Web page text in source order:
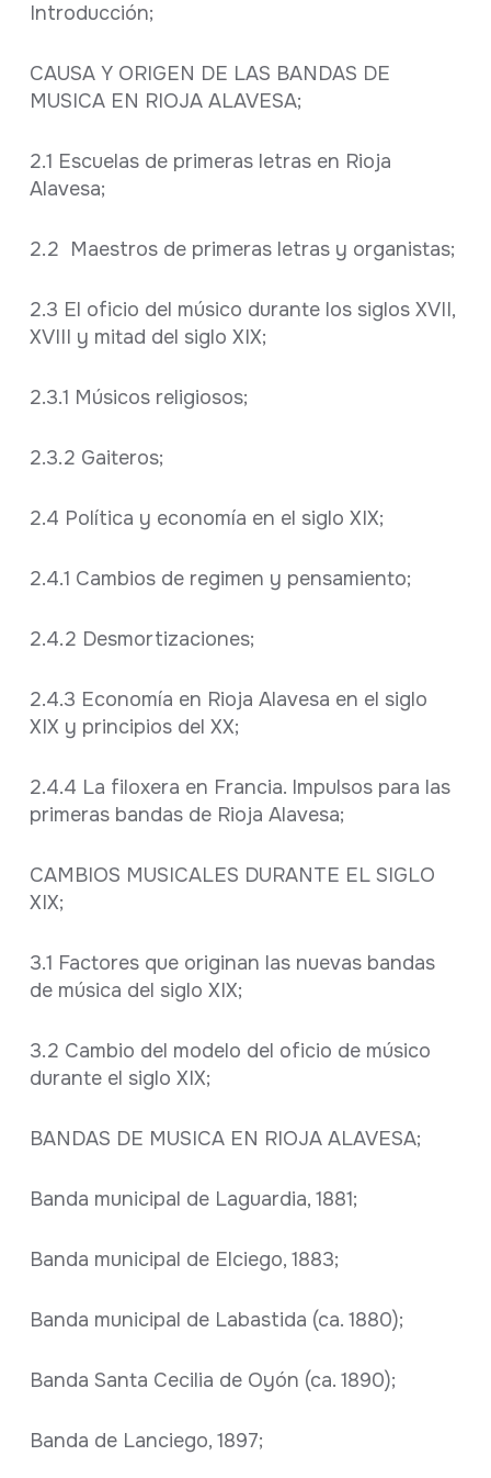
Introducción;
CAUSA Y ORIGEN DE LAS BANDAS DE
MUSICA EN RIOJA ALAVESA;
2.1 Escuelas de primeras letras en Rioja
Alavesa;
2.2 Maestros de primeras letras y organistas;
2.3 El oficio del músico durante los siglos XVII,
XVIII y mitad del siglo XIX;
2.3.1 Músicos religiosos;
2.3.2 Gaiteros;
2.4 Política y economía en el siglo XIX;
2.4.1 Cambios de regimen y pensamiento;
2.4.2 Desmortizaciones;
2.4.3 Economía en Rioja Alavesa en el siglo
XIX y principios del XX;
2.4.4 La filoxera en Francia. Impulsos para las
primeras bandas de Rioja Alavesa;
CAMBIOS MUSICALES DURANTE EL SIGLO
XIX;
3.1 Factores que originan las nuevas bandas
de música del siglo XIX;
3.2 Cambio del modelo del oficio de músico
durante el siglo XIX;
BANDAS DE MUSICA EN RIOJA ALAVESA;
Banda municipal de Laguardia, 1881;
Banda municipal de Elciego, 1883;
Banda municipal de Labastida (ca. 1880);
Banda Santa Cecilia de Oyón (ca. 1890);
Banda de Lanciego, 1897;